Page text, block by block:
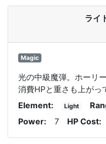
ライ
Magic
光の中級魔弾。ホーリ
消費HPと重さも上がっ
Element
Light
Power
7 HP Cost